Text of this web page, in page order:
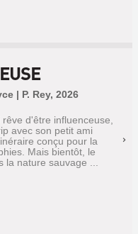
| P. Rey, 2026
d'être influenceuse,
avec son petit ami
conçu pour la
Mais bientôt, le
nature sauvage ...